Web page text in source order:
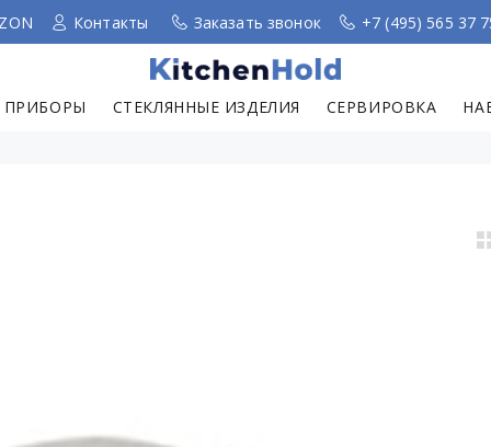
Контакты Заказать звонок +7 (495) 565 37
СТЕКЛЯННЫЕ ИЗДЕЛИЯ СЕРВИРОВКА